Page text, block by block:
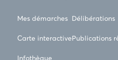
Mes démarches
Carte interactive
Infothèque
Délibérations
Publications